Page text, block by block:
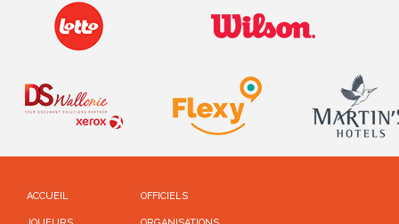
ACCUEIL OFFICIELS